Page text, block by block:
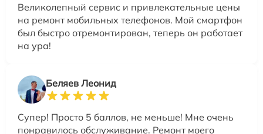
Великолепный сервис и привлекательные цены
на ремонт мобильных телефонов. Мой смартфон
был быстро отремонтирован, теперь он работает
на ура!
Беляев Леонид
Супер! Просто 5 баллов, не меньше! Мне очень
понравилось обслуживание. Ремонт моего